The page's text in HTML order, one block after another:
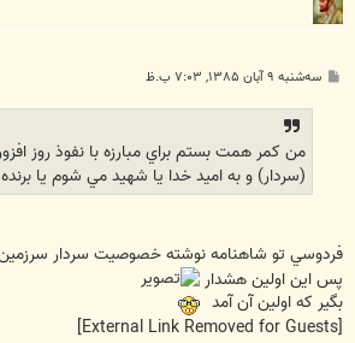
پ سه‌شنبه ۹ آبان ۱۳۸۵, ۷:۰۳ ب.ظ
من كمر همت بستم براي مبارزه با نفوذ روز
(‌سردار) و به اميد خدا يا شهيد مي شوم يا برنده
فردوسي تو شاهنامه نوشته خصوصيت سردار سرزمين
پس اين اولين هشدار
بگیر که اولین آن آمد